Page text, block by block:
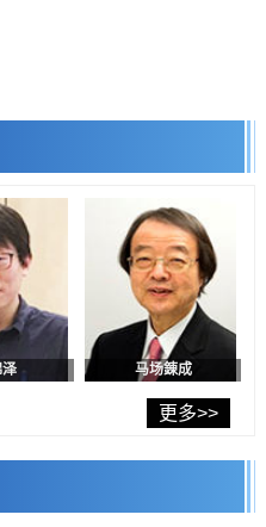
工作至300℃的介电材料，已验
工作
但与中美德仍有较大差距
标为死亡人数至少减半，重点强
的机制，阐明即便DNA相同反应
给药的安全性，在转移性尿路上皮
皮书》，解读第七期基本计划
使物质
老过程中的糖链变化
安宁
马场錬成
更多>>